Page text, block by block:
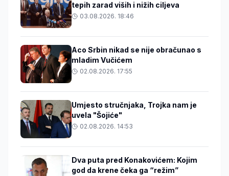
tepih zarad viših i nižih ciljeva
03.08.2026. 18:46
Aco Srbin nikad se nije obračunao s
mladim Vučićem
02.08.2026. 17:55
Umjesto stručnjaka, Trojka nam je
uvela "Šojiće"
02.08.2026. 14:53
Dva puta pred Konakovićem: Kojim
god da krene čeka ga “režim”